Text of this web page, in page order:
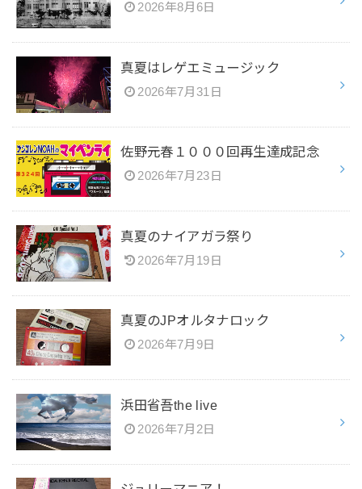
2026年8月6日
真夏はレゲエミュージック
2026年7月31日
佐野元春１０００回再生達成記念
2026年7月23日
真夏のナイアガラ祭り
2026年7月19日
真夏のJPオルタナロック
2026年7月9日
浜田省吾the live
2026年7月2日